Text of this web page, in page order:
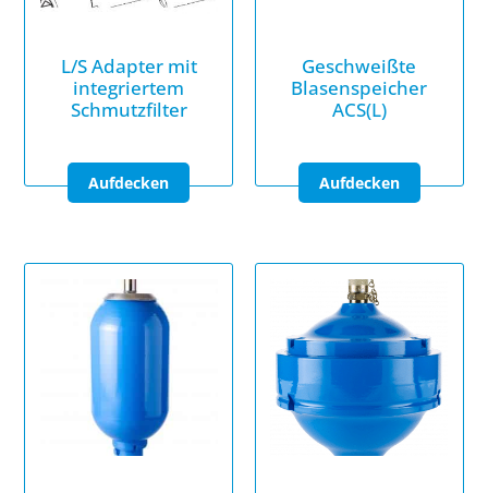
L/S Adapter mit
integriertem
Schmutzfilter
Geschweißte
Blasenspeicher
ACS(L)